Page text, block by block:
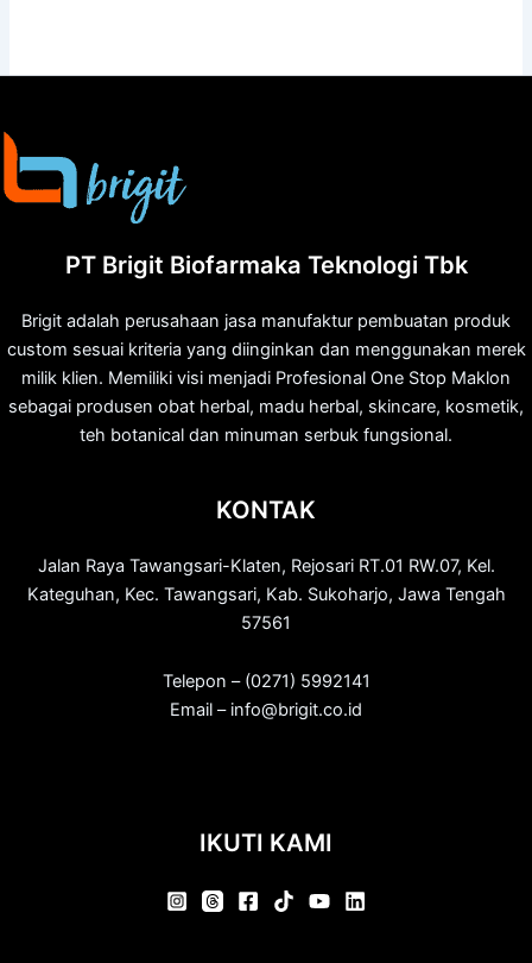
PT Brigit Biofarmaka Teknologi Tbk
Brigit adalah perusahaan jasa manufaktur pembuatan produk
custom sesuai kriteria yang diinginkan dan menggunakan merek
milik klien. Memiliki visi menjadi Profesional One Stop Maklon
sebagai produsen obat herbal, madu herbal, skincare, kosmetik,
teh botanical dan minuman serbuk fungsional.
KONTAK
Jalan Raya Tawangsari-Klaten, Rejosari RT.01 RW.07, Kel.
Kateguhan, Kec. Tawangsari, Kab. Sukoharjo, Jawa Tengah
57561
Telepon – (0271) 5992141
Email – info@brigit.co.id
IKUTI KAMI